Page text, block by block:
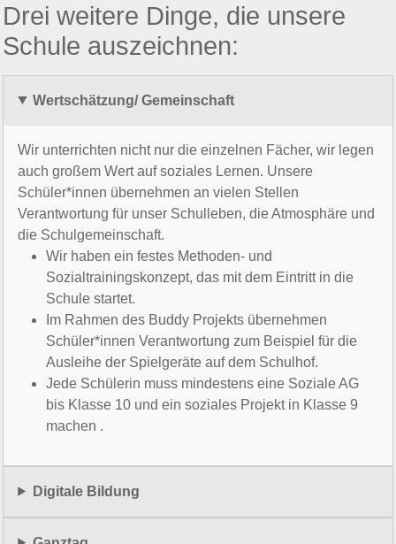
Drei weitere Dinge, die unsere
Schule auszeichnen:
Wertschätzung/ Gemeinschaft
Wir unterrichten nicht nur die einzelnen Fächer, wir legen
auch großem Wert auf soziales Lernen. Unsere
Schüler*innen übernehmen an vielen Stellen
Verantwortung für unser Schulleben, die Atmosphäre und
die Schulgemeinschaft.
Wir haben ein festes Methoden- und
Sozialtrainingskonzept, das mit dem Eintritt in die
Schule startet.
Im Rahmen des Buddy Projekts übernehmen
Schüler*innen Verantwortung zum Beispiel für die
Ausleihe der Spielgeräte auf dem Schulhof.
Jede Schülerin muss mindestens eine Soziale AG
bis Klasse 10 und ein soziales Projekt in Klasse 9
machen .
Digitale Bildung